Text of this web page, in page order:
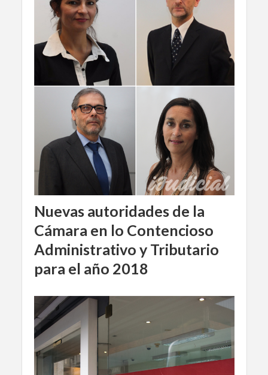
Nuevas autoridades de la
Cámara en lo Contencioso
Administrativo y Tributario
para el año 2018